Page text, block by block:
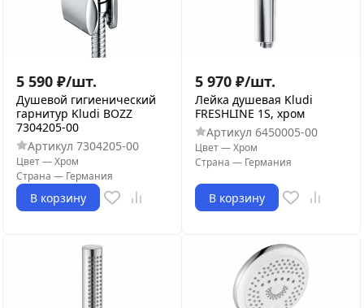
5 590 ₽/шт.
Душевой гигиенический
гарнитур Kludi BOZZ
7304205-00
Артикул 7304205-00
Цвет—Хром
Страна — Германия
В корзину
5 970 ₽/шт.
Лейка душевая Kludi
FRESHLINE 1S, хром
Артикул 6450005-00
Цвет—Хром
Страна — Германия
В корзину